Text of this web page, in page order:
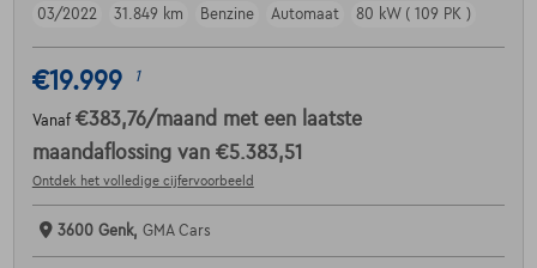
03/2022 31.849 km Benzine Automaat 80 kW ( 109 PK )
€19.999 1
Vanaf €383,76/maand met een laatste
maandaflossing van €5.383,51
Ontdek het volledige cijfervoorbeeld
3600 Genk, GMA Cars